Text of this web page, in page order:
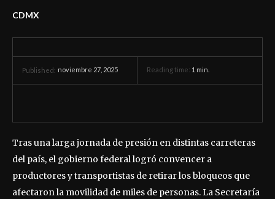
CDMX
Published: noviembre 27, 2025 Reading time: 1 min.
Tras una larga jornada de presión en distintas carreteras
del país, el gobierno federal logró convencer a
productores y transportistas de retirar los bloqueos que
afectaron la movilidad de miles de personas. La Secretaría